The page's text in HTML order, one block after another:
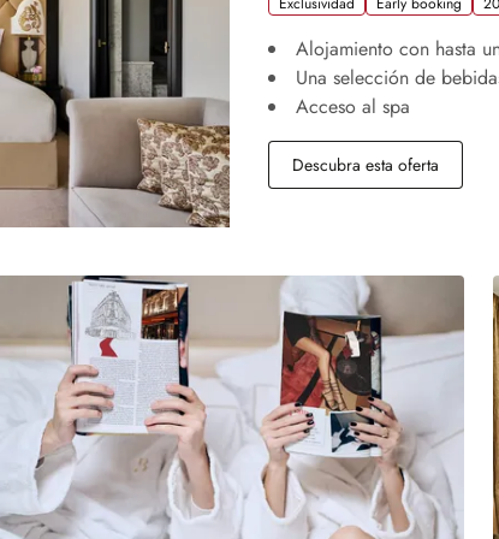
Alojamiento con hasta
Una selección de
Acceso al spa
Descubra esta oferta